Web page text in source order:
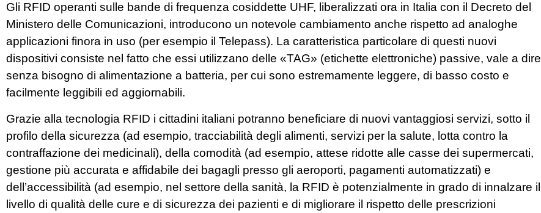
Gli RFID operanti sulle bande di frequenza cosiddette UHF, liberalizzati ora in Italia con il Decreto del
Ministero delle Comunicazioni, introducono un notevole cambiamento anche rispetto ad analoghe
applicazioni finora in uso (per esempio il Telepass). La caratteristica particolare di questi nuovi
dispositivi consiste nel fatto che essi utilizzano delle «TAG» (etichette elettroniche) passive, vale a dire
senza bisogno di alimentazione a batteria, per cui sono estremamente leggere, di basso costo e
facilmente leggibili ed aggiornabili.
Grazie alla tecnologia RFID i cittadini italiani potranno beneficiare di nuovi vantaggiosi servizi, sotto il
profilo della sicurezza (ad esempio, tracciabilità degli alimenti, servizi per la salute, lotta contro la
contraffazione dei medicinali), della comodità (ad esempio, attese ridotte alle casse dei supermercati,
gestione più accurata e affidabile dei bagagli presso gli aeroporti, pagamenti automatizzati) e
dell’accessibilità (ad esempio, nel settore della sanità, la RFID è potenzialmente in grado di innalzare il
livello di qualità delle cure e di sicurezza dei pazienti e di migliorare il rispetto delle prescrizioni